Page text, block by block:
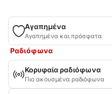
Αγαπημένα
Αγαπημένα και πρόσφατα
Ραδιόφωνα
Κορυφαία ραδιόφωνα
Πιο ακουσμένα ραδιόφωνα